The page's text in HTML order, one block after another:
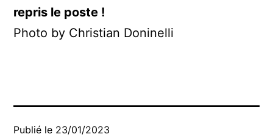
repris le poste !
Photo by Christian Doninelli
Publié le 23/01/2023